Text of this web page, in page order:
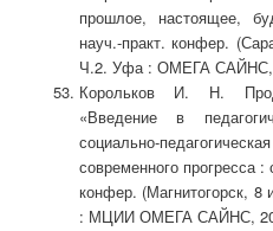
прошлое, настоящее,
науч.-практ. конфер.
Ч.2. Уфа : ОМЕГА САЙНС,
Корольков И. Н.
«Введение в
социально-
современного прогресса
конфер. (Магнитогорск,
: МЦИИ ОМЕГА САЙНС,